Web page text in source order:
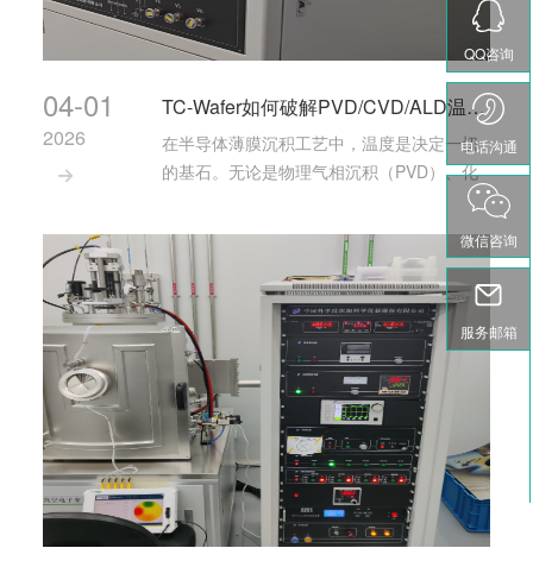
04-01
2026

TC-Wafer如何破解PVD/CVD/ALD温场均匀性难题
在半导体薄膜沉积工艺中，温度是决定一切
的基石。无论是物理气相沉积（PVD）、化
量、器件性能和生产良率。当晶圆表面的温
度分布不均时，看似微小的温差可能引发一
系列连锁反···
QQ咨询
电话沟通
服务邮箱
微信咨询